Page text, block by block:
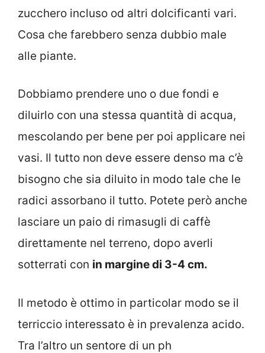
zucchero incluso od altri dolcificanti vari.
Cosa che farebbero senza dubbio male
alle piante.
Dobbiamo prendere uno o due fondi e
diluirlo con una stessa quantità di acqua,
mescolando per bene per poi applicare nei
vasi. Il tutto non deve essere denso ma c’è
bisogno che sia diluito in modo tale che le
radici assorbano il tutto. Potete però anche
lasciare un paio di rimasugli di caffè
direttamente nel terreno, dopo averli
sotterrati con in margine di 3-4 cm.
Il metodo è ottimo in particolar modo se il
terriccio interessato è in prevalenza acido.
Tra l’altro un sentore di un ph